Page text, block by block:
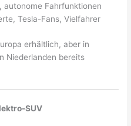
autonome Fahrfunktionen
Tesla-Fans, Vielfahrer
erhältlich, aber in
Niederlanden bereits
SUV